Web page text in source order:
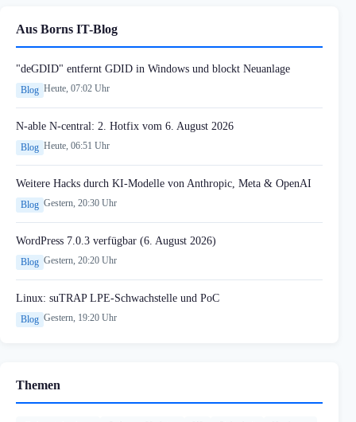
Aus Borns IT-Blog
"deGDID" entfernt GDID in Windows und blockt Neuanlage
Blog Heute, 07:02 Uhr
N-able N-central: 2. Hotfix vom 6. August 2026
Blog Heute, 06:51 Uhr
Weitere Hacks durch KI-Modelle von Anthropic, Meta & OpenAI
Blog Gestern, 20:30 Uhr
WordPress 7.0.3 verfügbar (6. August 2026)
Blog Gestern, 20:20 Uhr
Linux: suTRAP LPE-Schwachstelle und PoC
Blog Gestern, 19:20 Uhr
Themen